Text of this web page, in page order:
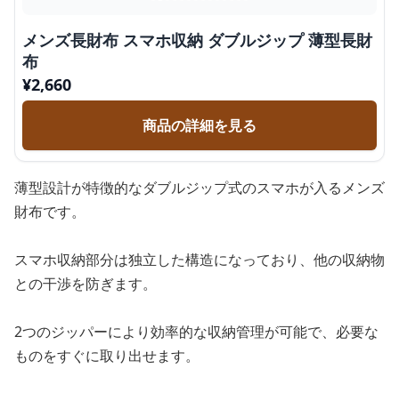
メンズ長財布 スマホ収納 ダブルジップ 薄型長財
布
¥2,660
商品の詳細を見る
薄型設計が特徴的なダブルジップ式のスマホが入るメンズ
財布です。
スマホ収納部分は独立した構造になっており、他の収納物
との干渉を防ぎます。
2つのジッパーにより効率的な収納管理が可能で、必要な
ものをすぐに取り出せます。